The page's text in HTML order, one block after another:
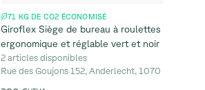
71 KG DE CO2 ÉCONOMISÉ
Giroflex Siège de bureau à roulettes
ergonomique et réglable vert et noir
2 articles disponibles
Rue des Goujons 152, Anderlecht, 1070